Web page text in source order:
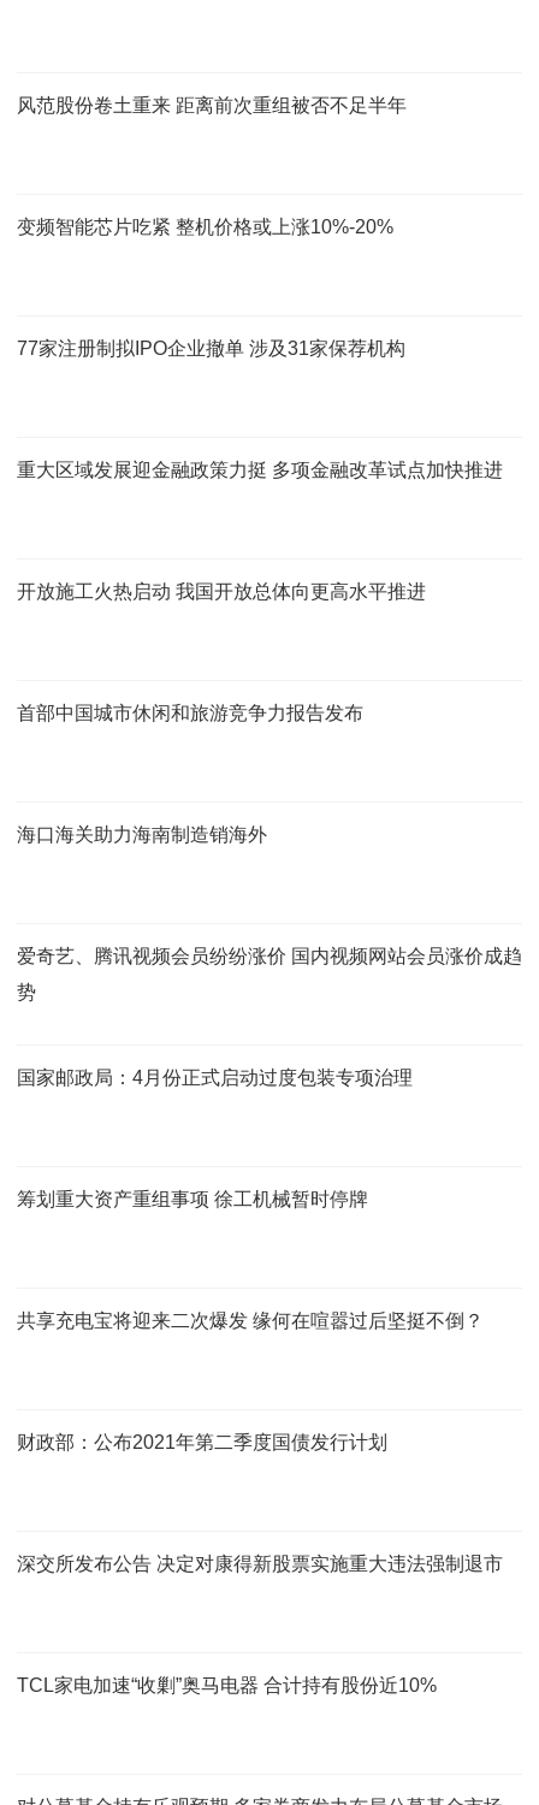
风范股份卷土重来 距离前次重组被否不足半年
变频智能芯片吃紧 整机价格或上涨10%-20%
77家注册制拟IPO企业撤单 涉及31家保荐机构
重大区域发展迎金融政策力挺 多项金融改革试点加快推进
开放施工火热启动 我国开放总体向更高水平推进
首部中国城市休闲和旅游竞争力报告发布
海口海关助力海南制造销海外
爱奇艺、腾讯视频会员纷纷涨价 国内视频网站会员涨价成趋
势
国家邮政局：4月份正式启动过度包装专项治理
筹划重大资产重组事项 徐工机械暂时停牌
共享充电宝将迎来二次爆发 缘何在喧嚣过后坚挺不倒？
财政部：公布2021年第二季度国债发行计划
深交所发布公告 决定对康得新股票实施重大违法强制退市
TCL家电加速“收剿”奥马电器 合计持有股份近10%